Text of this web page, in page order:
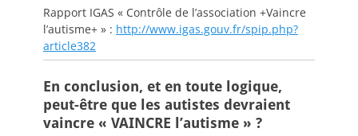
Rapport IGAS « Contrôle de l’association +Vaincre
l’autisme+ » : http://www.igas.gouv.fr/spip.php?
article382
En conclusion, et en toute logique,
peut-être que les autistes devraient
vaincre « VAINCRE l’autisme » ?